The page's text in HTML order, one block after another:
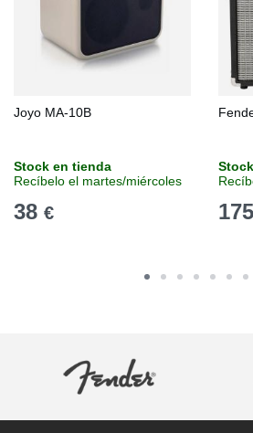
Joyo MA-10B
Stock en tienda
Recíbelo el martes/miércoles
38 € 175